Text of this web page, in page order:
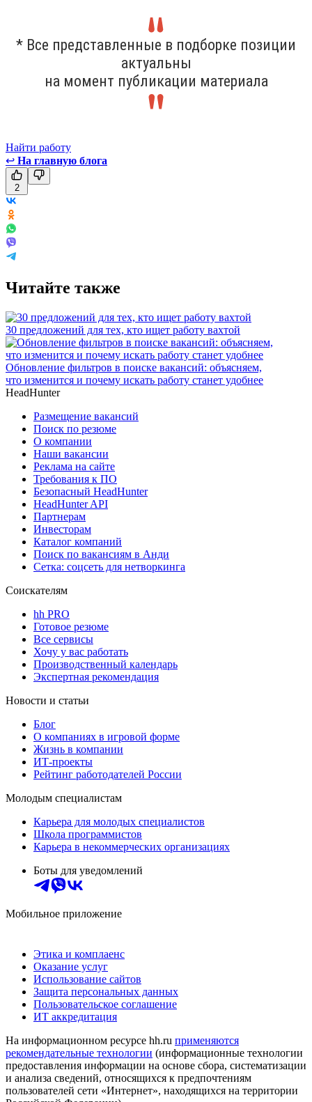
* Все представленные в подборке позиции
актуальны
на момент публикации материала
Найти работу
↩ На главную блога
2
Читайте также
30 предложений для тех, кто ищет работу вахтой
Обновление фильтров в поиске вакансий: объясняем,
что изменится и почему искать работу станет удобнее
HeadHunter
Размещение вакансий
Поиск по резюме
О компании
Наши вакансии
Реклама на сайте
Требования к ПО
Безопасный HeadHunter
HeadHunter API
Партнерам
Инвесторам
Каталог компаний
Поиск по вакансиям в Анди
Сетка: соцсеть для нетворкинга
Соискателям
hh PRO
Готовое резюме
Все сервисы
Хочу у вас работать
Производственный календарь
Экспертная рекомендация
Новости и статьи
Блог
О компаниях в игровой форме
Жизнь в компании
ИТ-проекты
Рейтинг работодателей России
Молодым специалистам
Карьера для молодых специалистов
Школа программистов
Карьера в некоммерческих организациях
Боты для уведомлений
Мобильное приложение
Этика и комплаенс
Оказание услуг
Использование сайтов
Защита персональных данных
Пользовательское соглашение
ИТ аккредитация
На информационном ресурсе hh.ru применяются
рекомендательные технологии (информационные технологии
предоставления информации на основе сбора, систематизации
и анализа сведений, относящихся к предпочтениям
пользователей сети «Интернет», находящихся на территории